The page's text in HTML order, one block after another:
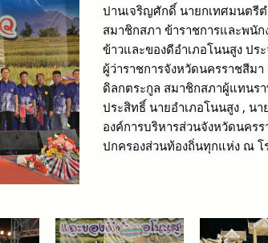
ปานเจริญศักดิ์ นายกเทศมนตรี
สมาชิกสภา ข้าราชการและพนั
ข้าวและของดีอำเภอโนนสูง ปร
ผู้ว่าราชการจังหวัดนครราชสีม
ดิลกตระกูล สมาชิกสภาผู้แทนร
ประสิทธิ์ นายอำเภอโนนสูง ,
องค์การบริหารส่วนจังหวัดนคร
ปกครองส่วนท้องถิ่นทุกแห่ง ณ โ